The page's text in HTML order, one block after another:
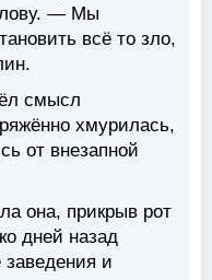
— Мы
всё то зло,
смысл
хмурилась,
от внезапной
она, прикрыв рот
дней назад
заведения и